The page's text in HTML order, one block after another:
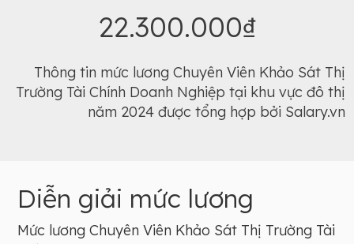
22.300.000₫
Thông tin mức lương Chuyên Viên Khảo Sát Thị
Trường Tài Chính Doanh Nghiệp tại khu vực đô thị
năm 2024 được tổng hợp bởi Salary.vn
Diễn giải mức lương
Mức lương Chuyên Viên Khảo Sát Thị Trường Tài